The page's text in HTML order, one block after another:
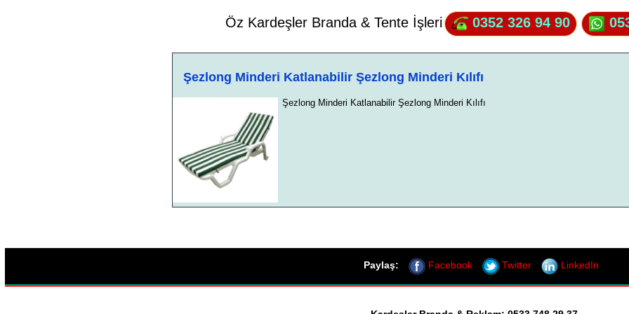
Öz Kardeşler Branda & Tente İşleri 0352 326 94 90
Şezlong Minderi Katlanabilir Şezlong Minderi Kılıfı
Şezlong Minderi Katlanabilir Şezlong Minderi Kılıfı
Paylaş: Facebook Twitter LinkedIn